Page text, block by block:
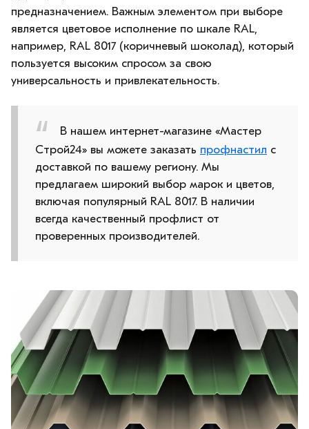
предназначением. Важным элементом при выборе
является цветовое исполнение по шкале RAL,
например, RAL 8017 (коричневый шоколад), который
пользуется высоким спросом за свою
универсальность и привлекательность.
В нашем интернет-магазине «Мастер
Строй24» вы можете заказать профнастил с
доставкой по вашему региону. Мы
предлагаем широкий выбор марок и цветов,
включая популярный RAL 8017. В наличии
всегда качественный профлист от
проверенных производителей.